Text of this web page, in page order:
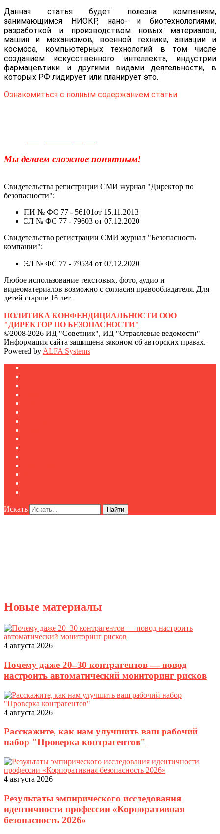
Данная статья будет полезна компаниям,
занимающимся НИОКР, нано- и биотехнологиями,
разработкой и производством новых материалов,
машин и механизмов, военной техники, авиации и
космоса, компьютерных технологий в том числе
созданием искусственного интеллекта, индустрии
фармацевтики и другими видами деятельности, в
которых РФ лидирует или планирует это.
Ознакомиться с полным содержанием статьи
Мы делаем сложное понятным!
Свидетельства регистрации СМИ журнал "Директор по
безопасности":
ПИ № ФС 77 - 56101от 15.11.2013
ЭЛ № ФС 77 - 79603 от 07.12.2020
Свидетельство регистрации СМИ журнал "Безопасность
компании":
ЭЛ № ФС 77 - 79534 от 07.12.2020
Любое использование текстовых, фото, аудио и
видеоматериалов возможно с согласия правообладателя. Для
детей старше 16 лет.
ПОЛИТИКА КОНФЕНДИЦИАЛЬНОСТИ ООО
"ДИРЕКТОР ПО БЕЗОПАСНОСТИ"
©2008-2026 ИД "Советник", ИД "Отраслевые ведомости"
Информация сайта защищена законом об авторских правах.
Powered by ALFA Systems
Искать Найти
Новые материалы
4 августа 2026
Почему даже 20–30 контрагентов — повод
настроить автоматический мониторинг рисков
4 августа 2026
Расскажите, как нам улучшить ваш рабочий
набор "Проверка контрагентов"
4 августа 2026
Результаты эмпирического исследования
идентичности профессии «Корпоративная
безопасность 2026»